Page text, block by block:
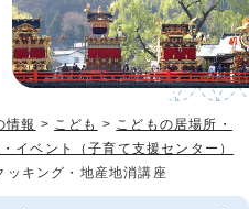
情報 > こども > こどもの居場所・
イベント（子育て支援センター）
ッキング・地産地消講座